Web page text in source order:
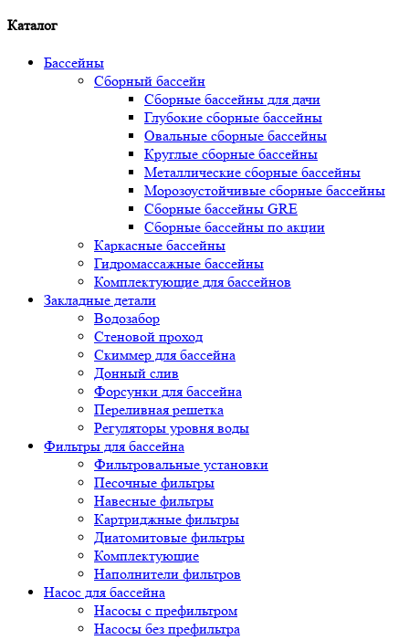
Каталог
Бассейны
Сборный бассейн
Сборные бассейны для дачи
Глубокие сборные бассейны
Овальные сборные бассейны
Круглые сборные бассейны
Металлические сборные бассейны
Морозоустойчивые сборные бассейны
Сборные бассейны GRE
Сборные бассейны по акции
Каркасные бассейны
Гидромассажные бассейны
Комплектующие для бассейнов
Закладные детали
Водозабор
Стеновой проход
Скиммер для бассейна
Донный слив
Форсунки для бассейна
Переливная решетка
Регуляторы уровня воды
Фильтры для бассейна
Фильтровальные установки
Песочные фильтры
Навесные фильтры
Картриджные фильтры
Диатомитовые фильтры
Комплектующие
Наполнители фильтров
Насос для бассейна
Насосы с префильтром
Насосы без префильтра